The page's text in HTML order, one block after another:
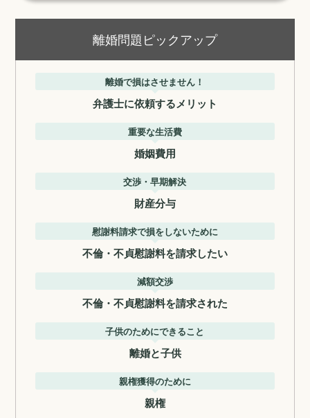
離婚問題ピックアップ
離婚で損はさせません！
弁護士に依頼するメリット
重要な生活費
婚姻費用
交渉・早期解決
財産分与
慰謝料請求で損をしないために
不倫・不貞慰謝料を請求したい
減額交渉
不倫・不貞慰謝料を請求された
子供のためにできること
離婚と子供
親権獲得のために
親権